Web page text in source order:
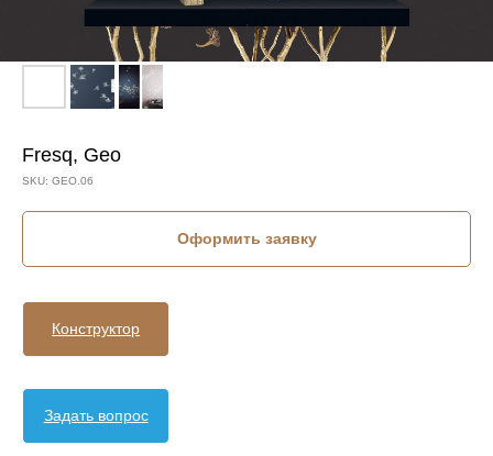
Fresq, Geo
SKU: GEO.06
Оформить заявку
Конструктор
Задать вопрос